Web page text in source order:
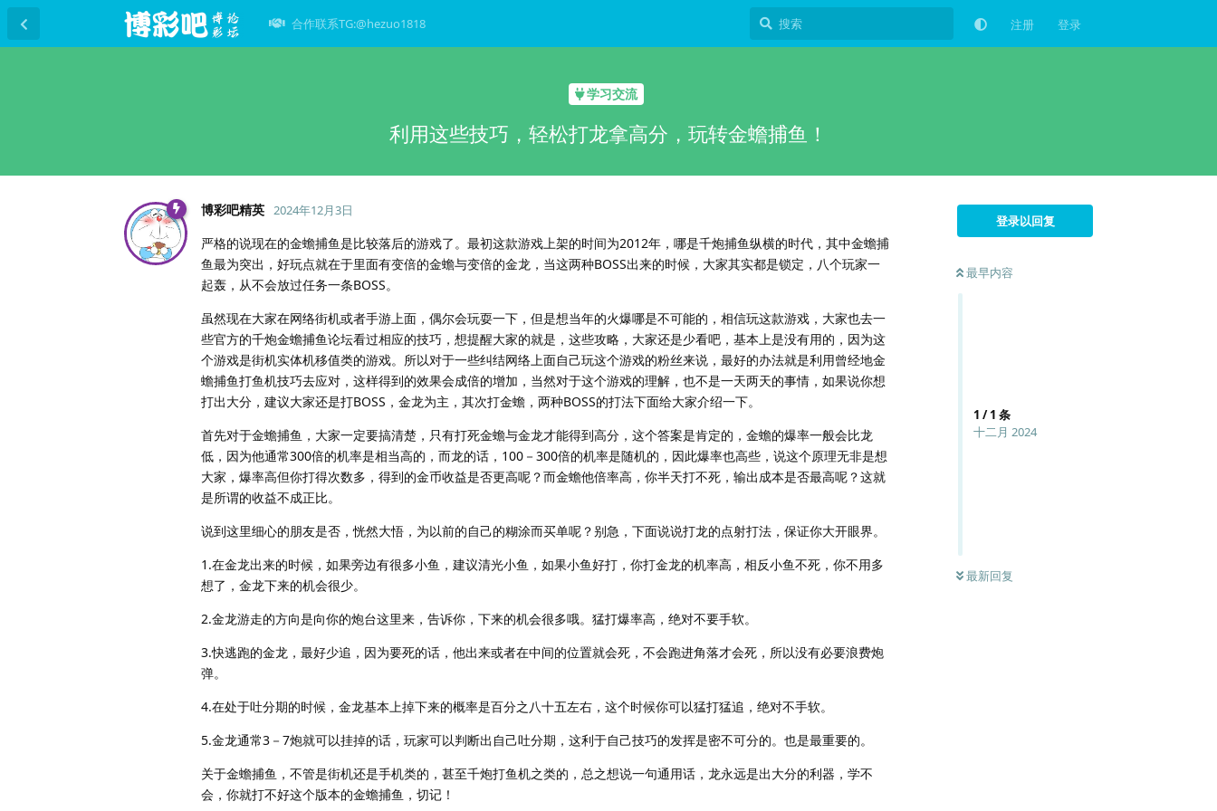
合作联系TG:@hezuo1818 注册 登录
学习交流
利用这些技巧，轻松打龙拿高分，玩转金蟾捕鱼！
登录以回复
最早内容
1 /1 条
十二月 2024
最新回复
博彩吧精英 2024年12月3日
严格的说现在的金蟾捕鱼是比较落后的游戏了。最初这款游戏上架的时间为2012年，哪是千炮捕鱼纵横的时代，其中金蟾捕
鱼最为突出，好玩点就在于里面有变倍的金蟾与变倍的金龙，当这两种BOSS出来的时候，大家其实都是锁定，八个玩家一
起轰，从不会放过任务一条BOSS。
虽然现在大家在网络街机或者手游上面，偶尔会玩耍一下，但是想当年的火爆哪是不可能的，相信玩这款游戏，大家也去一
些官方的千炮金蟾捕鱼论坛看过相应的技巧，想提醒大家的就是，这些攻略，大家还是少看吧，基本上是没有用的，因为这
个游戏是街机实体机移值类的游戏。所以对于一些纠结网络上面自己玩这个游戏的粉丝来说，最好的办法就是利用曾经地金
蟾捕鱼打鱼机技巧去应对，这样得到的效果会成倍的增加，当然对于这个游戏的理解，也不是一天两天的事情，如果说你想
打出大分，建议大家还是打BOSS，金龙为主，其次打金蟾，两种BOSS的打法下面给大家介绍一下。
首先对于金蟾捕鱼，大家一定要搞清楚，只有打死金蟾与金龙才能得到高分，这个答案是肯定的，金蟾的爆率一般会比龙
低，因为他通常300倍的机率是相当高的，而龙的话，100－300倍的机率是随机的，因此爆率也高些，说这个原理无非是想
大家，爆率高但你打得次数多，得到的金币收益是否更高呢？而金蟾他倍率高，你半天打不死，输出成本是否最高呢？这就
是所谓的收益不成正比。
说到这里细心的朋友是否，恍然大悟，为以前的自己的糊涂而买单呢？别急，下面说说打龙的点射打法，保证你大开眼界。
1.在金龙出来的时候，如果旁边有很多小鱼，建议清光小鱼，如果小鱼好打，你打金龙的机率高，相反小鱼不死，你不用多
想了，金龙下来的机会很少。
2.金龙游走的方向是向你的炮台这里来，告诉你，下来的机会很多哦。猛打爆率高，绝对不要手软。
3.快逃跑的金龙，最好少追，因为要死的话，他出来或者在中间的位置就会死，不会跑进角落才会死，所以没有必要浪费炮
弹。
4.在处于吐分期的时候，金龙基本上掉下来的概率是百分之八十五左右，这个时候你可以猛打猛追，绝对不手软。
5.金龙通常3－7炮就可以挂掉的话，玩家可以判断出自己吐分期，这利于自己技巧的发挥是密不可分的。也是最重要的。
关于金蟾捕鱼，不管是街机还是手机类的，甚至千炮打鱼机之类的，总之想说一句通用话，龙永远是出大分的利器，学不
会，你就打不好这个版本的金蟾捕鱼，切记！